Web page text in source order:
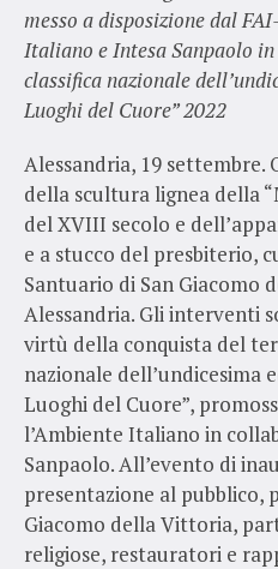
messo a disposizione dal
Italiano e Intesa Sanpaolo
classifica nazionale
Luoghi del Cuore” 2022
Alessandria, 19 settembre.
della scultura lignea della
del XVIII secolo e
e a stucco del presbiterio,
Santuario di San Giacomo
Alessandria. Gli interventi
virtù della conquista del
nazionale dell’undicesima
Luoghi del Cuore”,
l’Ambiente Italiano in
Sanpaolo. All’evento di
presentazione al pubblico,
Giacomo della Vittoria,
religiose, restauratori e